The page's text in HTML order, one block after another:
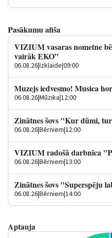
Pasākumu afiša
VIZIUM vasaras nometne
vairāk EKO”
06.08.26|Izklaide|09:00
Muzejs iedvesmo! Musica
06.08.26|Mūzika|12:00
Zinātnes šovs "Kur dūmi,
06.08.26|Bērniem|12:00
VIZIUM radošā darbnīca
06.08.26|Bērniem|13:00
Zinātnes šovs "Superspēju
06.08.26|Bērniem|14:00
Aptauja